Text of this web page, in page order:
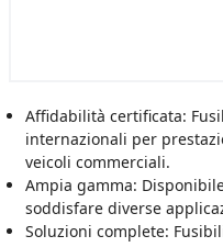
Affidabilità certificata:
internazionali per
veicoli commerciali.
Ampia gamma:
soddisfare diverse
Soluzioni complete: